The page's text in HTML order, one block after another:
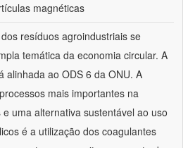
magnéticas
resíduos agroindustriais se
temática da economia circular. A
alinhada ao ODS 6 da ONU. A
mais importantes na
uma alternativa sustentável ao uso
é a utilização dos coagulantes